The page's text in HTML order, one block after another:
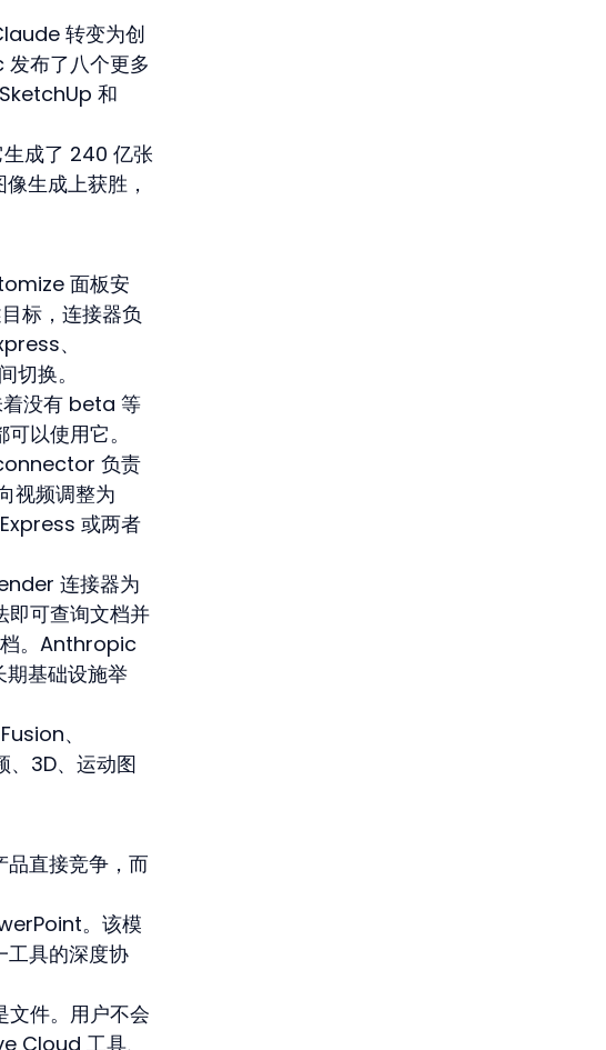
转变为创
布了八个更多
和
成了 240 亿张
生成上获胜，
面板安
标，连接器负
、
换。
没有 beta 等
以使用它。
负责
视频调整为
或两者
连接器为
可查询文档并
。Anthropic
期基础设施举
、
3D、运动图
直接竞争，而
。该模
具的深度协
件。用户不会
Cloud 工具、